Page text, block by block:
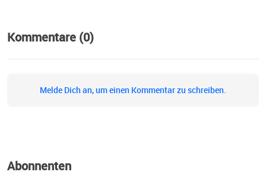
Kommentare (0)
Melde Dich an, um einen Kommentar zu schreiben.
Abonnenten